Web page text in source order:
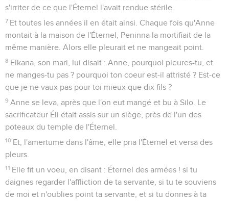
s'irriter de ce que l'Éternel l'avait rendue stérile.
7 Et toutes les années il en était ainsi. Chaque fois qu'Anne
montait à la maison de l'Éternel, Peninna la mortifiait de la
même manière. Alors elle pleurait et ne mangeait point.
8 Elkana, son mari, lui disait : Anne, pourquoi pleures-tu, et
ne manges-tu pas ? pourquoi ton coeur est-il attristé ? Est-ce
que je ne vaux pas pour toi mieux que dix fils ?
9 Anne se leva, après que l'on eut mangé et bu à Silo. Le
sacrificateur Éli était assis sur un siège, près de l'un des
poteaux du temple de l'Éternel.
10 Et, l'amertume dans l'âme, elle pria l'Éternel et versa des
pleurs.
11 Elle fit un voeu, en disant : Éternel des armées ! si tu
daignes regarder l'affliction de ta servante, si tu te souviens
de moi et n'oublies point ta servante, et si tu donnes à ta